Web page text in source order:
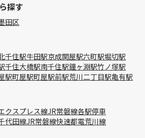
探す
田区
千住駅牛田駅京成関屋駅六町駅堀切駅
千住大橋駅南千住駅鐘ヶ淵駅竹ノ塚駅
駅町屋駅町屋駅前駅荒川二丁目駅亀有駅
クスプレス線JR常磐線各駅停車
代田線JR常磐線快速都電荒川線